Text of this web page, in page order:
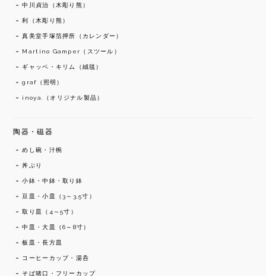
中川貞治（木彫り熊）
利（木彫り熊）
真美堂手塚箔押所（カレンダー）
Martino Gamper（スツール）
ギャッベ・キリム（絨毯）
graf（照明）
inoya.（オリジナル製品）
陶器・磁器
めし碗・汁椀
丼ぶり
小鉢・中鉢・取り鉢
豆皿・小皿（3～3,5寸）
取り皿（4～5寸）
中皿・大皿（6～8寸）
板皿・長方皿
コーヒーカップ・湯呑
そば猪口・フリーカップ